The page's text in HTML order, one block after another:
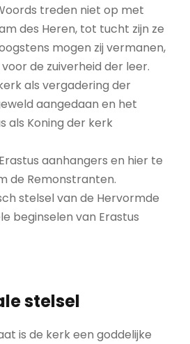
treden niet op met
des Heren, tot tucht zijn ze
mogen zij vermanen,
de zuiverheid der leer.
als vergadering der
aangedaan en het
als Koning der kerk
aanhangers en hier te
de Remonstranten.
stelsel van de Hervormde
beginselen van Erastus
stelsel
is de kerk een goddelijke